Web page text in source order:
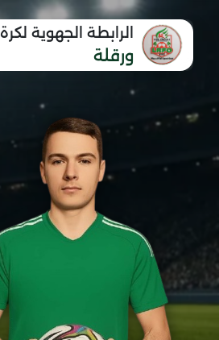
الرابطة الجهوية
ورقلة